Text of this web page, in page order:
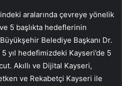
aralarında çevreye yönelik
5 başlıkta hedeflerinin
Belediye Başkanı Dr.
yıl hedefimizdeki Kayseri’de 5
Akıllı ve Dijital Kayseri,
ve Rekabetçi Kayseri ile